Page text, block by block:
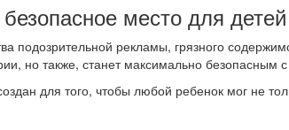
место для детей
подозрительной рекламы, грязного
но также, станет максимально безопасным
для того, чтобы любой ребенок мог не